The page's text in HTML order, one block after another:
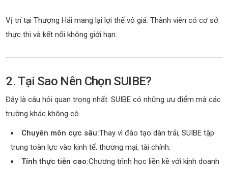
Vị trí tại Thượng Hải mang lại lợi thế vô giá. Thành viên có cơ sở
thực thi và kết nối không giới hạn.
2. Tại Sao Nên Chọn SUIBE?
Đây là câu hỏi quan trọng nhất. SUIBE có những ưu điểm mà các
trường khác không có.
Chuyên môn cực sâu:Thay vì đào tạo dàn trải, SUIBE tập
trung toàn lực vào kinh tế, thương mại, tài chính.
Tính thực tiễn cao:Chương trình học liền kề với kinh doanh